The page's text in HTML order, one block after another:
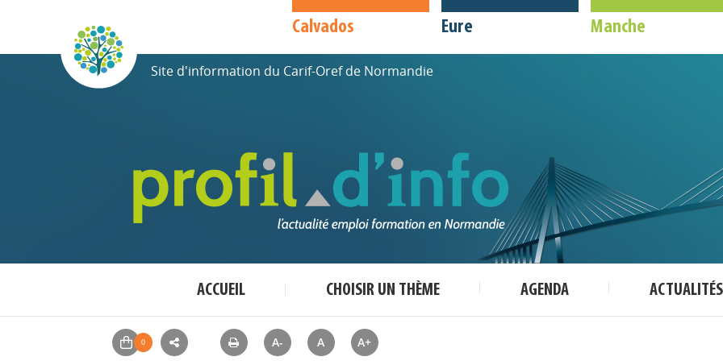
Calvados Eure Manche
Site d'information du Carif-Oref de Normandie
ACCUEIL CHOISIR UN THÈME AGENDA ACTUALITÉS
A- A A+